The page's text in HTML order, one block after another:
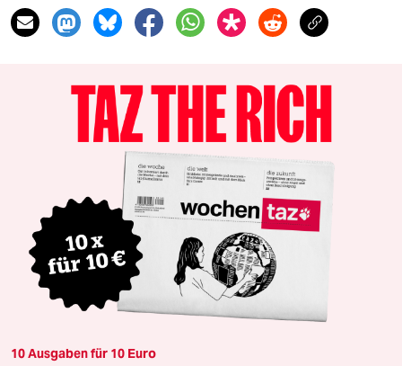
10 Ausgaben für 10 Euro